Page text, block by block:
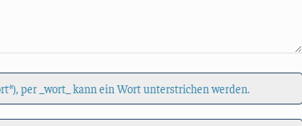
per _wort_ kann ein Wort unterstrichen werden.